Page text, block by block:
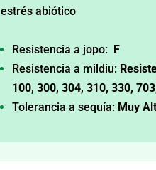
estrés abiótico
Resistencia a jopo:
F
Resistencia a mildiu:
100, 300, 304, 310, 330,
Tolerancia a sequía: Muy